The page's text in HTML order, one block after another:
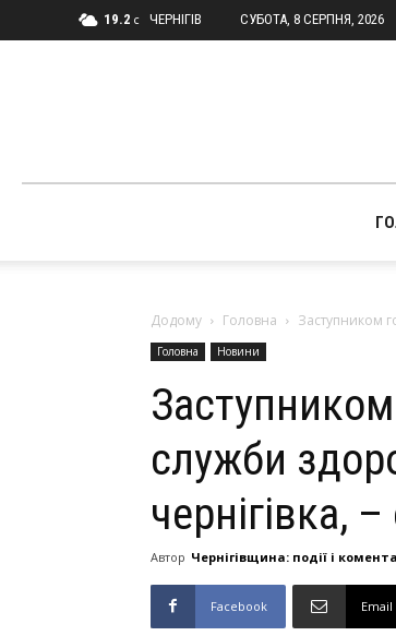
19.2 C ЧЕРНІГІВ СУБОТА, 8 СЕРПНЯ, 2026
Додому Головна Заступником
Головна Новини
служби
чернігівка,
Автор Чернігівщина: події і
Facebook Email